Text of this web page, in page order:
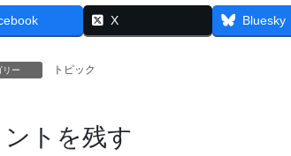
X Bluesky
リー トピック
ントを残す